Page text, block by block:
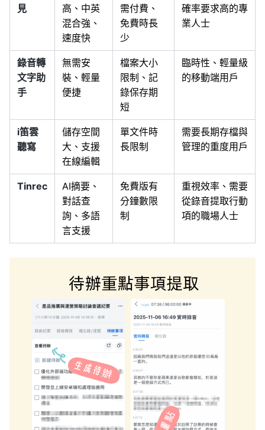
見
高、中英
混合強、
速度快
需付費、
免費時長
少
確率要求高的專
業人士
錄音轉
文字助
手
無需安
裝、輕量
便捷
檔案大小
限制、記
錄保存期
短
臨時性、輕量級
的移動端用戶
i笛雲
聽寫
儲存空間
大、支援
在線編輯
單文件時
長限制
需要長期存檔與
管理的重度用戶
Tinrec
AI摘要、
對話查
詢、多語
言支援
免費版有
分鐘數限
制
重視效率、需要
從錄音提取行動
項的職場人士